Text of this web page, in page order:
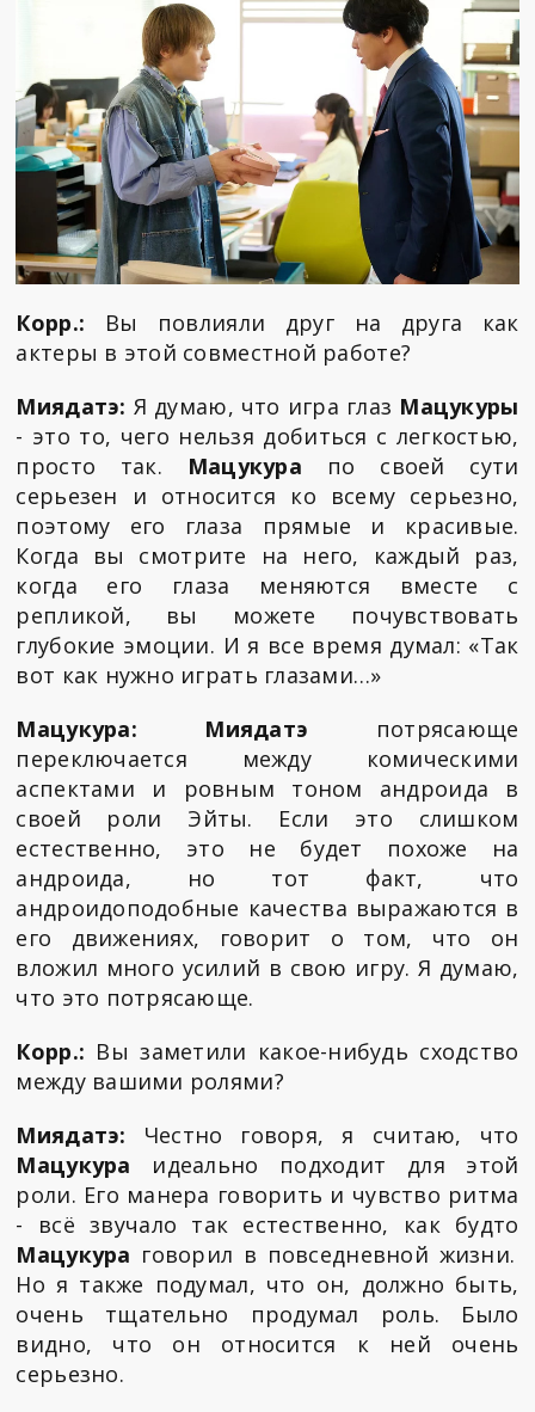
Корр.: Вы повлияли друг на друга как
актеры в этой совместной работе?
Миядатэ: Я думаю, что игра глаз Мацукуры
- это то, чего нельзя добиться с легкостью,
просто так. Мацукура по своей сути
серьезен и относится ко всему серьезно,
поэтому его глаза прямые и красивые.
Когда вы смотрите на него, каждый раз,
когда его глаза меняются вместе с
репликой, вы можете почувствовать
глубокие эмоции. И я все время думал: «Так
вот как нужно играть глазами…»
Мацукура:
Миядатэ потрясающе
переключается между комическими
аспектами и ровным тоном андроида в
своей роли Эйты. Если это слишком
естественно, это не будет похоже на
андроида, но тот факт, что
андроидоподобные качества выражаются в
его движениях, говорит о том, что он
вложил много усилий в свою игру. Я думаю,
что это потрясающе.
Корр.: Вы заметили какое-нибудь сходство
между вашими ролями?
Миядатэ: Честно говоря, я считаю, что
Мацукура идеально подходит для этой
роли. Его манера говорить и чувство ритма
- всё звучало так естественно, как будто
Мацукура говорил в повседневной жизни.
Но я также подумал, что он, должно быть,
очень тщательно продумал роль. Было
видно, что он относится к ней очень
серьезно.